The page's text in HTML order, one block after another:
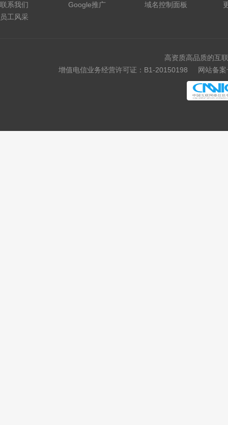
联系我们
员工风采
Google推广
域名控制面板
高资质高品质的互
增值电信业务经营许可证：B1-20150198
网站备